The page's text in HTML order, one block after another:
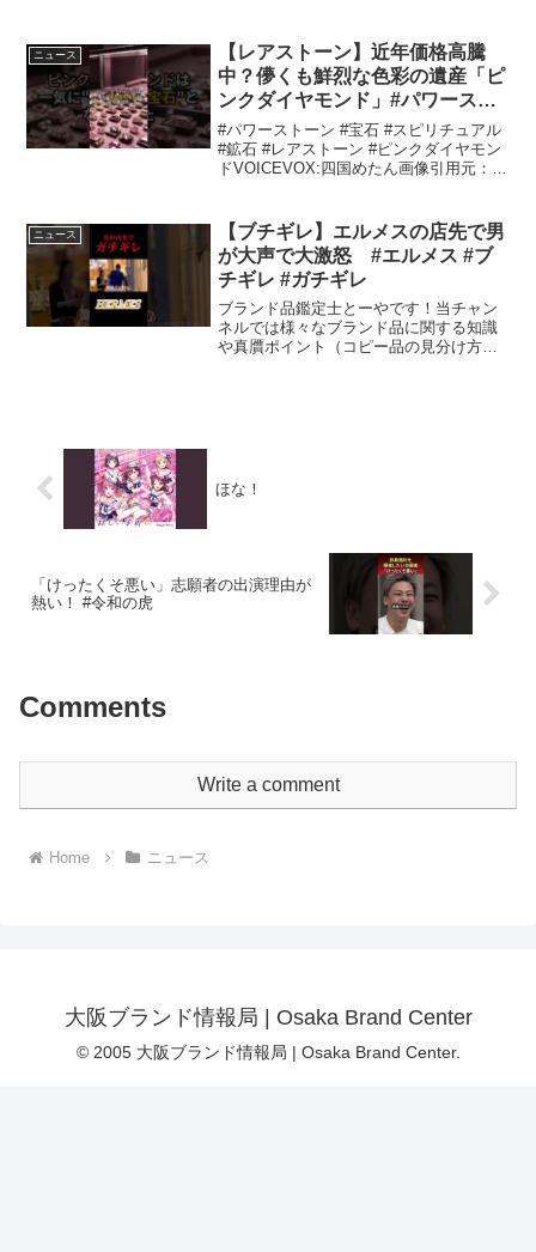
客が、互いの腹を読みつつギリギリのラ
インを探り合...
ニュース
【レアストーン】近年価格高騰
中？儚くも鮮烈な色彩の遺産「ピ
ンクダイヤモンド」#パワースト
ーン #宝石 #スピリチュアル #鉱
石 #レアストーン #ピンクダイヤ
モンド
#パワーストーン #宝石 #スピリチュアル
#鉱石 #レアストーン #ピンクダイヤモン
ドVOICEVOX:四国めたん画像引用元：ピ
きました。特にオーストラリアのアーガ
イ...
ニュース
【ブチギレ】エルメスの店先で男
が大声で大激怒 #エルメス #ブ
チギレ #ガチギレ
ブランド品鑑定士とーやです！当チャン
ネルでは様々なブランド品に関する知識
や真贋ポイント（コピー品の見分け方）
ほな！
「けったくそ悪い」志願者の出演理由が
熱い！ #令和の虎
Comments
Write a comment
Home ニュース
大阪ブランド情報局 | Osaka Brand Center
© 2005 大阪ブランド情報局 | Osaka Brand Center.